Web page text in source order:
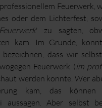
Feuerwerk,
oder dem Lichterfest,
Feuerwerk' zu sagten,
kam. Im Grunde,
dass wir
Feuerwerk (im
werden konnte. Wer
kam, das
aussagen. Aber selbst